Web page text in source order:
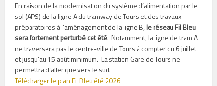
En raison de la modernisation du système d’alimentation par le
sol (APS) de la ligne A du tramway de Tours et des travaux
préparatoires à l’aménagement de la ligne B,le réseau Fil Bleu
sera fortement perturbé cet été. Notamment, la ligne de tram A
ne traversera pas le centre-ville de Tours à compter du 6 juillet
et jusqu’au 15 août minimum. La station Gare de Tours ne
permettra d’aller que vers le sud.
Télécharger le plan Fil Bleu été 2026